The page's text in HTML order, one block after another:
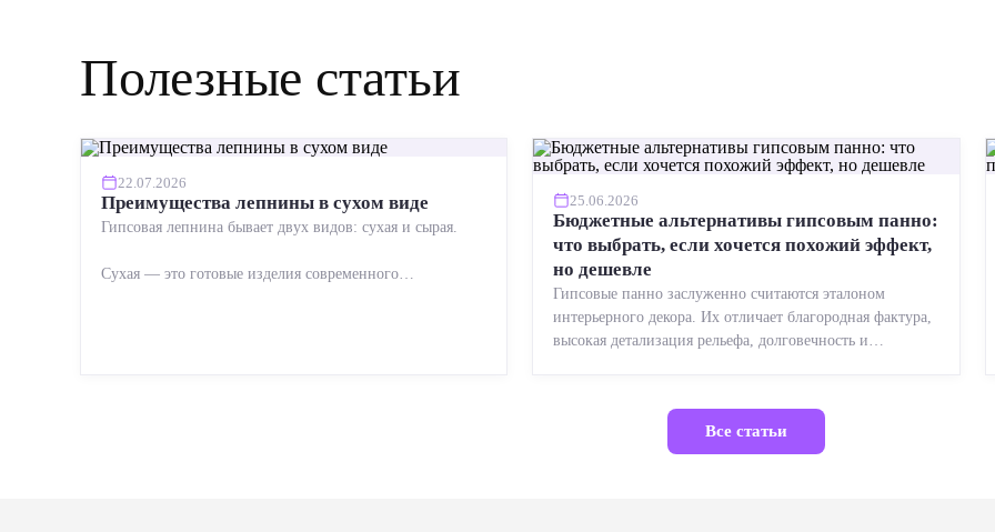
Полезные статьи
22.07.2026
Преимущества лепнины в сухом виде
Гипсовая лепнина бывает двух видов: сухая и сырая.
Сухая — это готовые изделия современного
25.06.2026
Бюджетные альтернативы гипсовым панно:
что выбрать, если хочется похожий эффект,
но дешевле
Гипсовые панно заслуженно считаются эталоном
интерьерного декора. Их отличает благородная фактура,
высокая детализация рельефа, долговечность и
Все статьи